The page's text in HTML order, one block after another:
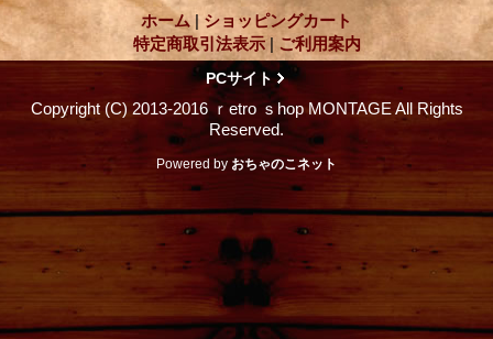
ホーム | ショッピングカート
特定商取引法表示 | ご利用案内
PCサイト
Copyright (C) 2013-2016 ｒetro ｓhop MONTAGE All Rights
Reserved.
Powered by おちゃのこネット